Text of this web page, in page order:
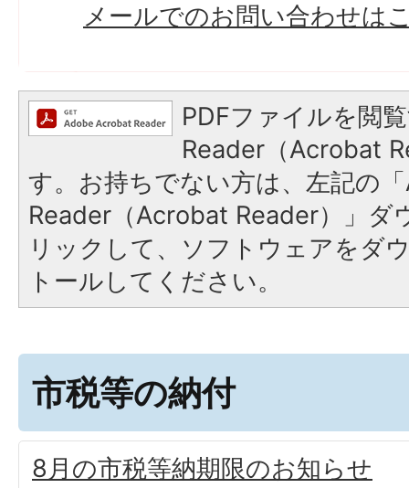
メールでのお問い合わせは
PDFファイルを閲
Reader（Acrobat
す。お持ちでない方は、左記の
Reader（Acrobat Reader）」ダ
リックして、ソフトウェアをダ
トールしてください。
市税等の納付
8月の市税等納期限のお知らせ